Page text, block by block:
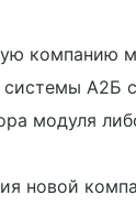
компанию
системы А2Б
модуля
новой